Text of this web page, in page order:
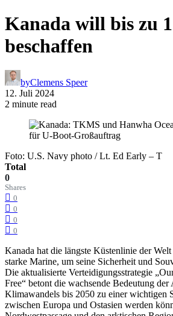
Kanada will bis zu
beschaffen
byClemens Speer
12. Juli 2024
2 minute read
Foto: U.S. Navy photo / Lt. Ed Early – T
Total
0
Shares
0
0
0
0
Kanada hat die längste Küstenlinie der
starke Marine, um seine Sicherheit und
Die aktualisierte Verteidigungsstrategie
Free“ betont die wachsende Bedeutung
Klimawandels bis 2050 zu einer wichtigen
zwischen Europa und Ostasien werden